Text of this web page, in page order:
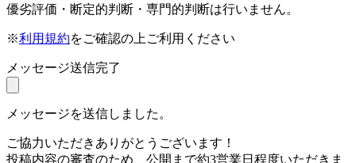
優劣評価・断定的判断・専門的判断は行いません。
※利用規約をご確認の上ご利用ください
メッセージ送信完了
メッセージを送信しました。
ご協力いただきありがとうございます！
投稿内容の審査のため、公開まで約3営業日程度いただきま